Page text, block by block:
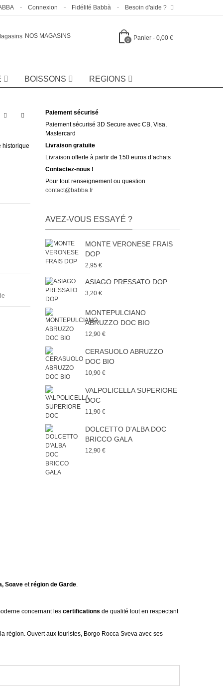
Besoin d'aide ?
Fidélité Babbà
Connexion
0 Panier - 0,00 €
NOS MAGASINS
BOISSONS REGIONS
historique
Paiement sécurisé
Paiement sécurisé 3D Secure avec CB, Visa,
Mastercard
Livraison gratuite
Livraison offerte à partir de 150 euros d’achats
Contactez-nous !
Pour tout renseignement ou question
contact@babba.fr
AVEZ-VOUS ESSAYÉ ?
MONTE VERONESE FRAIS
DOP
2,95 €
ASIAGO PRESSATO DOP
3,20 €
MONTEPULCIANO
ABRUZZO DOC BIO
12,90 €
CERASUOLO ABRUZZO
DOC BIO
10,90 €
VALPOLICELLA SUPERIORE
DOC
11,90 €
DOLCETTO D'ALBA DOC
BRICCO GALA
12,90 €
Soave etrégion de Garde.
concernant les certifications de qualité tout en respectant
région. Ouvert aux touristes, Borgo Rocca Sveva avec ses